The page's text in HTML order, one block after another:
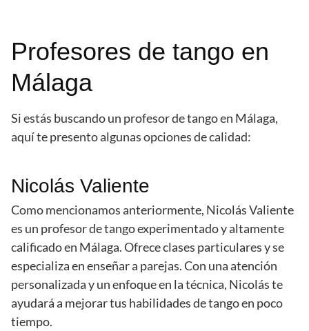
Profesores de tango en
Málaga
Si estás buscando un profesor de tango en Málaga,
aquí te presento algunas opciones de calidad:
Nicolás Valiente
Como mencionamos anteriormente, Nicolás Valiente
es un profesor de tango experimentado y altamente
calificado en Málaga. Ofrece clases particulares y se
especializa en enseñar a parejas. Con una atención
personalizada y un enfoque en la técnica, Nicolás te
ayudará a mejorar tus habilidades de tango en poco
tiempo.